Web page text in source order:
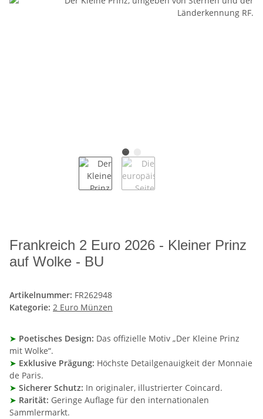
Frankreich 2 Euro 2026 - Kleiner Prinz
auf Wolke - BU
Artikelnummer: FR262948
Kategorie: 2 Euro Münzen
➤ Poetisches Design: Das offizielle Motiv „Der Kleine Prinz
mit Wolke“.
➤ Exklusive Prägung: Höchste Detailgenauigkeit der Monnaie
de Paris.
➤ Sicherer Schutz: In originaler, illustrierter Coincard.
➤ Rarität: Geringe Auflage für den internationalen
Sammlermarkt.